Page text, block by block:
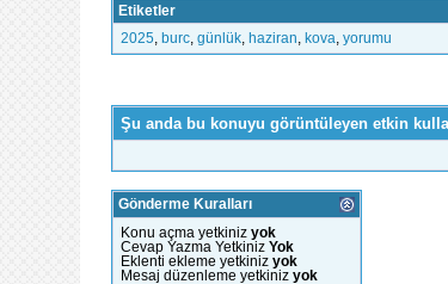
Etiketler
2025
burc, günlük, haziran kova yorumu
Şu anda bu konuyu görüntüleyen etkin
Gönderme Kuralları
Konu açma yetkiniz yok
Cevap Yazma Yetkiniz Yok
Eklenti ekleme yetkiniz yok
Mesaj düzenleme yetkiniz yok